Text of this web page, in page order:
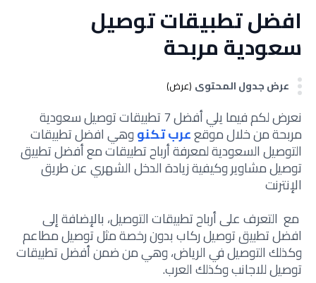
افضل تطبيقات توصيل
سعودية مربحة
عرض جدول المحتوى (عرض)
نعرض لكم فيما يلي أفضل 7 تطبيقات توصيل سعودية
مربحة من خلال موقععرب تكنووهي افضل تطبيقات
التوصيل السعودية لمعرفة أرباح تطبيقات مع أفضل تطبيق
توصيل مشاوير وكيفية زيادة الدخل الشهري عن طريق
الإنترنت
مع التعرف على أرباح تطبيقات التوصيل، بالإضافة إلى
افضل تطبيق توصيل ركاب بدون رخصة مثل توصيل مطاعم
وكذلك التوصيل في الرياض، وهي من ضمن أفضل تطبيقات
توصيل للاجانب وكذلك العرب.